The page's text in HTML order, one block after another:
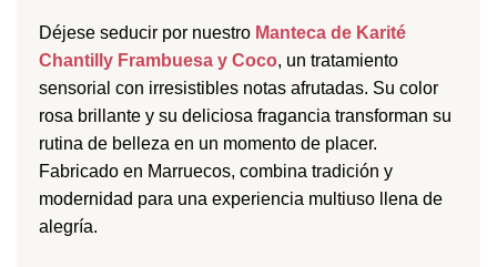
Déjese seducir por nuestro Manteca de Karité
Chantilly Frambuesa y Coco, un tratamiento
sensorial con irresistibles notas afrutadas. Su color
rosa brillante y su deliciosa fragancia transforman su
rutina de belleza en un momento de placer.
Fabricado en Marruecos, combina tradición y
modernidad para una experiencia multiuso llena de
alegría.